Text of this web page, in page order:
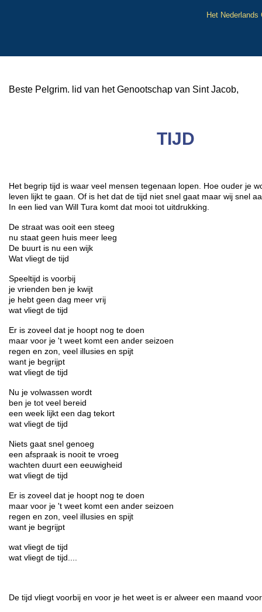
Het
Beste Pelgrim. lid van het Genootschap van Sint Jacob,
TIJD
Het begrip tijd is waar veel mensen tegenaan lopen. Hoe ouder je
leven lijkt te gaan. Of is het dat de tijd niet snel gaat maar wij snel
In een lied van Will Tura komt dat mooi tot uitdrukking.
De straat was ooit een steeg
nu staat geen huis meer leeg
De buurt is nu een wijk
Wat vliegt de tijd
Speeltijd is voorbij
je vrienden ben je kwijt
je hebt geen dag meer vrij
wat vliegt de tijd
Er is zoveel dat je hoopt nog te doen
maar voor je 't weet komt een ander seizoen
regen en zon, veel illusies en spijt
want je begrijpt
wat vliegt de tijd
Nu je volwassen wordt
ben je tot veel bereid
een week lijkt een dag tekort
wat vliegt de tijd
Niets gaat snel genoeg
een afspraak is nooit te vroeg
wachten duurt een eeuwigheid
wat vliegt de tijd
Er is zoveel dat je hoopt nog te doen
maar voor je 't weet komt een ander seizoen
regen en zon, veel illusies en spijt
want je begrijpt
wat vliegt de tijd
wat vliegt de tijd....
De tijd vliegt voorbij en voor je het weet is er alweer een maand